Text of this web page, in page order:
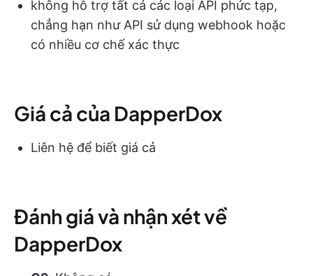
không hỗ trợ tất cả các loại API phức tạp,
chẳng hạn như API sử dụng webhook hoặc
có nhiều cơ chế xác thực
Giá cả của DapperDox
Liên hệ để biết giá cả
Đánh giá và nhận xét về
DapperDox